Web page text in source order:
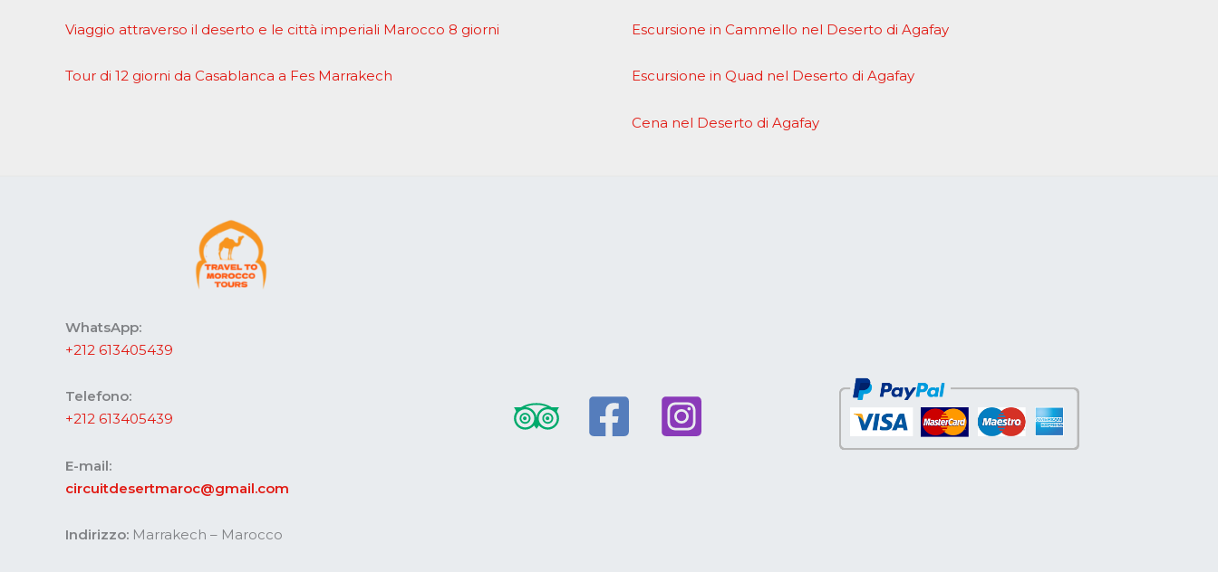
Viaggio attraverso il deserto e le città imperiali Marocco 8 giorni
Tour di 12 giorni da Casablanca a Fes Marrakech
Escursione in Cammello nel Deserto di Agafay
Escursione in Quad nel Deserto di Agafay
Cena nel Deserto di Agafay
WhatsApp:
+212 613405439
Telefono:
+212 613405439
E-mail:
circuitdesertmaroc@gmail.com
Indirizzo: Marrakech – Marocco